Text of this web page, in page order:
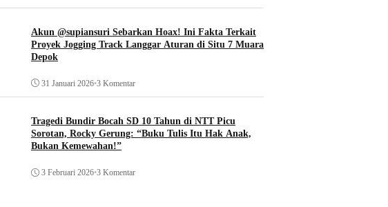
Akun @supiansuri Sebarkan Hoax! Ini Fakta Terkait
Proyek Jogging Track Langgar Aturan di Situ 7 Muara
Depok
31 Januari 2026•3 Komentar
Tragedi Bundir Bocah SD 10 Tahun di NTT Picu
Sorotan, Rocky Gerung: “Buku Tulis Itu Hak Anak,
Bukan Kemewahan!”
3 Februari 2026•3 Komentar